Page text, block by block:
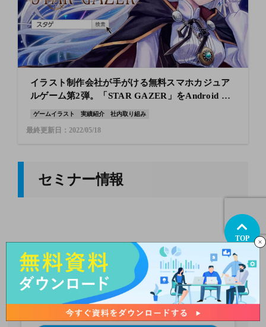
イラスト制作会社が手がける無料スマホカジュア
ルゲーム第2弾。「STAR GAZER」をAndroid OS
で配信開始
ゲームイラスト 実績紹介 社内取り組み
最終更新日：2022/05/18
セミナー情報
アクアスターの広告・クリエイティブ
に関するオンラインセミナー
セミナー情報
TOP